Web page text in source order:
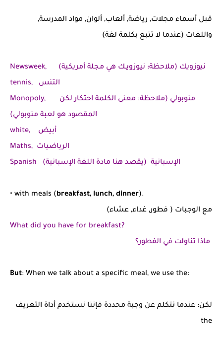
قبل أسماء مجلات, رياضة, ألعاب, ألوان, مواد المدرسة,
واللغات (عندما لا تتبع بكلمة لغة)
Newsweek, نيوزويك (ملاحظة: نيوزويـك هي مجلة أمريكية)
tennis, التنس
Monopoly, منوبولي (ملاحظة: معنى الكلمة احتكار لكن
المقصود هو لعبة منوبولي)
white, أبيض
Maths, الرياضيات
Spanish الإسبانية (يقصد هنا مادة اللغة الإسبانية)
• with meals (breakfast, lunch, dinner).
مع الوجبات ( فطور, غداء, عشاء)
What did you have for breakfast?
ماذا تناولت في الفطور؟
But: When we talk about a specific meal, we use the:
لكن: عندما نتكلم عن وجبة محددة فإننا نستخدم أداة التعريف
the